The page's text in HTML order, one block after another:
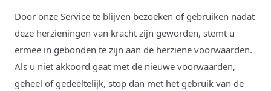
Door onze Service te blijven bezoeken of gebruiken nadat
deze herzieningen van kracht zijn geworden, stemt u
ermee in gebonden te zijn aan de herziene voorwaarden.
Als u niet akkoord gaat met de nieuwe voorwaarden,
geheel of gedeeltelijk, stop dan met het gebruik van de